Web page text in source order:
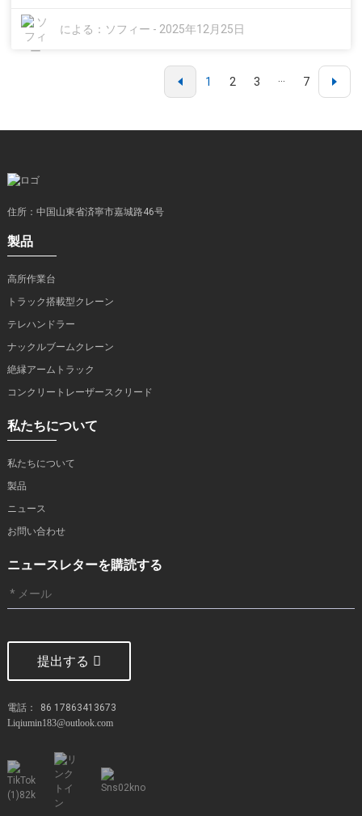
に作業でき、機動性に優れている点です。これは、混雑した
都市環境における複雑な吊り上げ作業において、まさに画期
ウィリアム・ハリントン博士は、「ナックルブームクレーン
は、建設物流のあり方を根本から変えつつある」と述べてい
性が向上し、遅延が削減され、作業員は品質を損なうことな
化を続ける中で、これらのクレーンの利点を活用すること
による： ソフィー - 2025年12月25日
1 2 3 ··· 7
住所：中国山東省済寧市嘉城路46号
製品
高所作業台
トラック搭載型クレーン
テレハンドラー
ナックルブームクレーン
絶縁アームトラック
コンクリートレーザースクリード
私たちについて
私たちについて
製品
ニュース
お問い合わせ
ニュースレターを購読する
提出する
電話：
86 17863413673
Liqiumin183@outlook.com